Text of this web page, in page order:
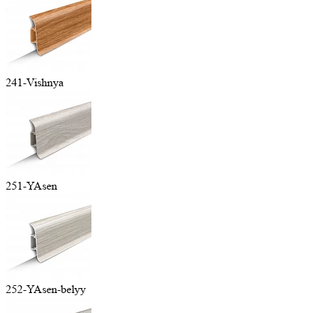
241-Vishnya
251-YAsen
252-YAsen-belyy